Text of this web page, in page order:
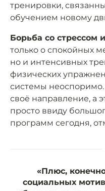
тренировки,
обучением новому
Борьба со стрессом
только о спокойных
но и интенсивных
физических
системы
своё направление, а
просто ввиду
программ сегодня,
«Плюс,
социальных